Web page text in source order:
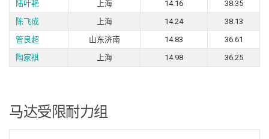
陆叶艳 上海 14.16
38.35
陈飞成
上海 14.24
38.13
管良超
山东济南 14.83
36.61
陶家祺
上海 14.98 36.25
马达受限耐力组